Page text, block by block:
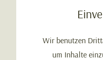
Wir benutzen
um Inhalte